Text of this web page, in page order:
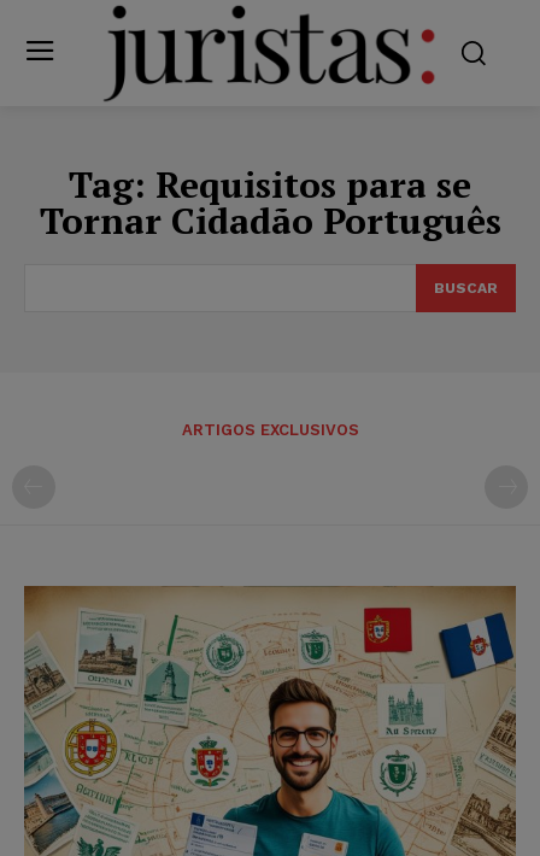
Tag: Requisitos para se
Tornar Cidadão Português
BUSCAR
ARTIGOS EXCLUSIVOS